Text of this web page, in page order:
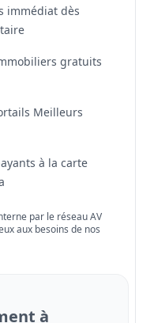
immédiat dès
gratuits
Meilleurs
à la carte
par le réseau AV
aux besoins de nos
à